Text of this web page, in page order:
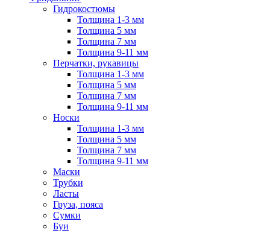
Гидрокостюмы
Толщина 1-3 мм
Толщина 5 мм
Толщина 7 мм
Толщина 9-11 мм
Перчатки, рукавицы
Толщина 1-3 мм
Толщина 5 мм
Толщина 7 мм
Толщина 9-11 мм
Носки
Толщина 1-3 мм
Толщина 5 мм
Толщина 7 мм
Толщина 9-11 мм
Маски
Трубки
Ласты
Груза, пояса
Сумки
Буи